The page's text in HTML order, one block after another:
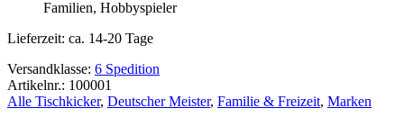
Familien, Hobbyspieler
Lieferzeit: ca. 14-20 Tage
Versandklasse: 6 Spedition
Artikelnr.: 100001
Alle Tischkicker, Deutscher Meister, Familie & Freizeit, Marken